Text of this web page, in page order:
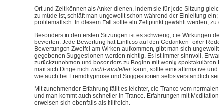
Ort und Zeit können als Anker dienen, indem sie für jede Sitzung
zu müde ist, schläft man ungewollt schon während der Einleitung
problematisch. In diesem Fall sollte ein Zeitpunkt gewählt werden, zu
Besonders in den ersten Sitzungen ist es schwierig, die Wirkungen
bewerten. Jede Bewertung hat Einfluss auf den Gedanken- oder
Bewertungen Zweifel am Wirken aufkommen, gibt man sich
gegebenen Suggestionen werden nichtig. Es ist immer sinnvoll,
zurückzunehmen und besonders zu Beginn mit wenig spektakulären
man sich Dinge nicht nicht-vorstellen kann, sollte eine affirmative
wie auch bei Fremdhypnose und Suggestionen selbstverständlich
Mit zunehmender Erfahrung fällt es leichter, die Trance vom
und man kommt auch schneller in Trance. Erfahrungen mit
erweisen sich ebenfalls als hilfreich.